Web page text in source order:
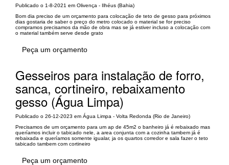
Publicado o 1-8-2021 em Olivença - Ilhéus (Bahia)
Bom dia preciso de um orçamento para colocação de teto de gesso para próximos
dias gostaria de saber o preço do metro colocado o material se for preciso
compramos precisamos da mão de obra mas se já estiver incluso a colocação com
o material também serve desde grato
Peça um orçamento
Gesseiros para instalação de forro,
sanca, cortineiro, rebaixamento
gesso (Água Limpa)
Publicado o 26-12-2023 em Água Limpa - Volta Redonda (Rio de Janeiro)
Precisamos de um orçamento para um ap de 45m2 o banheiro já é rebaixado mas
queríamos incluir o tabicado nele, a area conjunta com a cozinha tambem já é
rebaixada e queríamos somente igualar, ja os quartos corredor e sala fazer o teto
tabicado tambem com cortineiro
Peça um orçamento